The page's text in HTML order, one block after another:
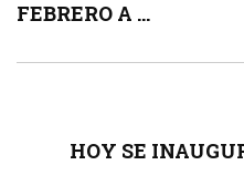
FEBRERO A ...
HOY SE